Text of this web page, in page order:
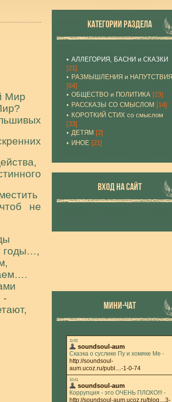
Мир
не
годы…,
-
КАТЕГОРИИ РАЗДЕЛА
АЛЛЕГОРИЯ, БАСНИ и СКАЗКИ
[21]
РАЗМЫШЛЕНИЯ и НАПУТСТВИЯ
[64]
ОБЩЕСТВО и ПОЛИТИКА [23]
РАССКАЗЫ СО СМЫСЛОМ [14]
КОРОТКИЙ СТИХ со смыслом
[33]
ДЕТЯМ [2]
ИНОЕ [21]
ВХОД НА САЙТ
МИНИ-ЧАТ